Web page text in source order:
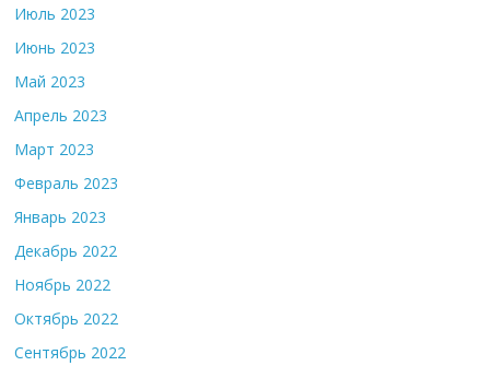
Июль 2023
Июнь 2023
Май 2023
Апрель 2023
Март 2023
Февраль 2023
Январь 2023
Декабрь 2022
Ноябрь 2022
Октябрь 2022
Сентябрь 2022